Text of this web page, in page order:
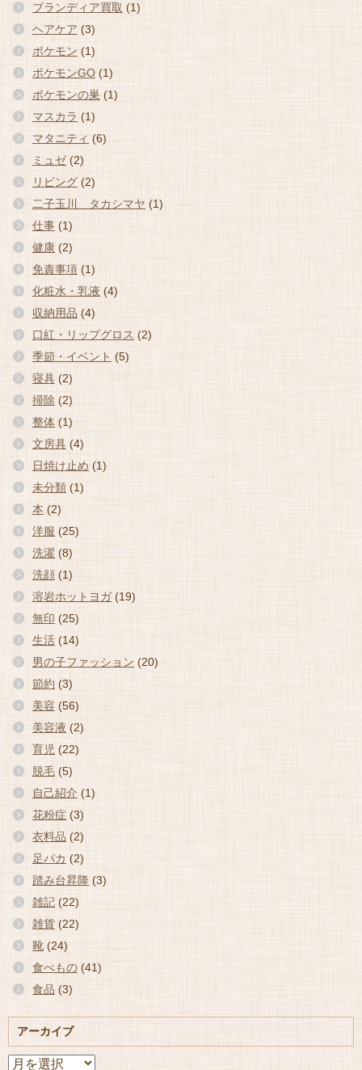
ブランディア買取 (1)
ヘアケア (3)
ポケモン (1)
ポケモンGO (1)
ポケモンの巣 (1)
マスカラ (1)
マタニティ (6)
ミュゼ (2)
リビング (2)
二子玉川 タカシマヤ (1)
仕事 (1)
健康 (2)
免責事項 (1)
化粧水・乳液 (4)
収納用品 (4)
口紅・リップグロス (2)
季節・イベント (5)
寝具 (2)
掃除 (2)
整体 (1)
文房具 (4)
日焼け止め (1)
未分類 (1)
本 (2)
洋服 (25)
洗濯 (8)
洗顔 (1)
溶岩ホットヨガ(19)
無印 (25)
生活 (14)
男の子ファッション (20)
節約 (3)
美容 (56)
美容液 (2)
育児 (22)
脱毛 (5)
自己紹介 (1)
花粉症 (3)
衣料品 (2)
足パカ (2)
踏み台昇降 (3)
雑記 (22)
雑貨 (22)
靴 (24)
食べもの (41)
食品 (3)
アーカイブ
ア